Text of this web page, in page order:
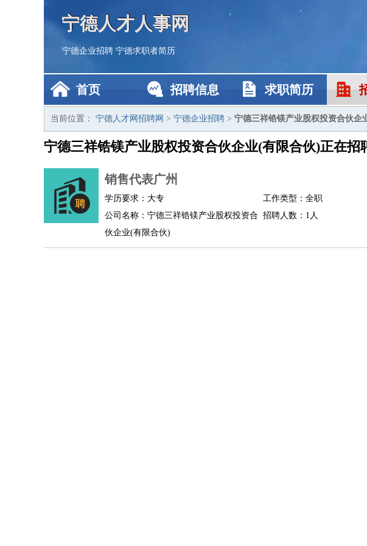
宁德人才人事网
宁德企业招聘 宁德求职者简历
首页 招聘信息 求职简历
当前位置： 宁德人才网招聘网 > 宁德企业招聘 > 宁德三祥锆镁产业股权投资合伙企
宁德三祥锆镁产业股权投资合伙企业(有限合伙)正在招
销售代表广州
学历要求：大专 工作类型：全职
公司名称：宁德三祥锆镁产业股权投资合
伙企业(有限合伙)
招聘人数：1人